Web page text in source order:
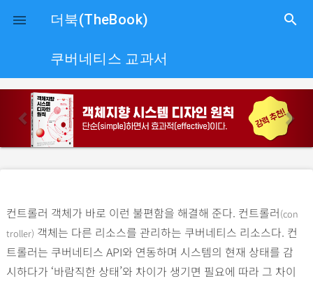
close
 더북(TheBook) search
쿠버네티스 교과서
p
r
u
s
e
컨트롤러 객체가 바로 이런 불편함을 해결해 준다. 컨트롤러(con
troller) 객체는 다른 리소스를 관리하는 쿠버네티스 리소스다. 컨
트롤러는 쿠버네티스 API와 연동하며 시스템의 현재 상태를 감
시하다가 ‘바람직한 상태’와 차이가 생기면 필요에 따라 그 차이